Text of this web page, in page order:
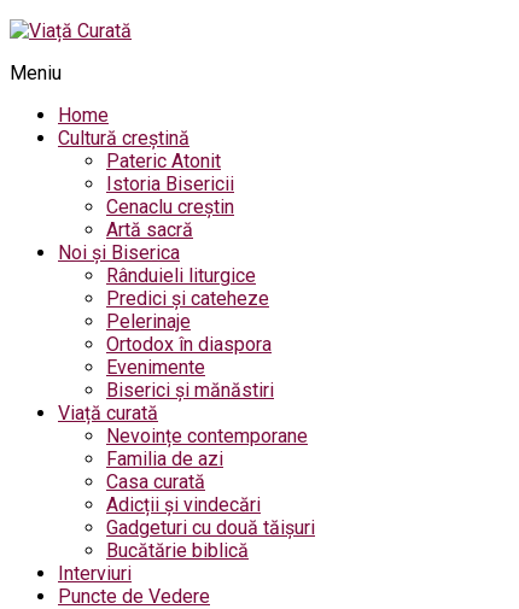
Meniu
Home
Cultură creștină
Pateric Atonit
Istoria Bisericii
Cenaclu creștin
Artă sacră
Noi și Biserica
Rânduieli liturgice
Predici și cateheze
Pelerinaje
Ortodox în diaspora
Evenimente
Biserici și mănăstiri
Viață curată
Nevoințe contemporane
Familia de azi
Casa curată
Adicții și vindecări
Gadgeturi cu două tăișuri
Bucătărie biblică
Interviuri
Puncte de Vedere